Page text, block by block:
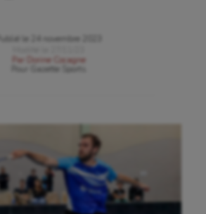
Publié le
24 novembre 2023
Par
Dorine Cocagne
Gazette Sports